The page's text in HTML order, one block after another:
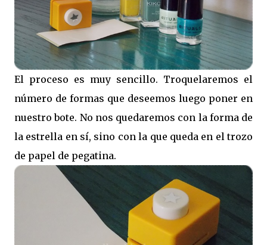
El proceso es muy sencillo. Troquelaremos el
número de formas que deseemos luego poner en
nuestro bote. No nos quedaremos con la forma de
la estrella en sí, sino con la que queda en el trozo
de papel de pegatina.